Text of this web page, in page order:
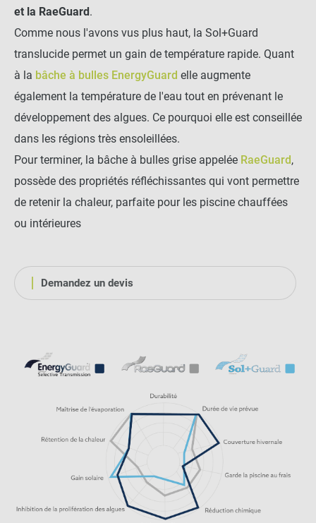
et la RaeGuard .
Comme nous l'avons vus plus haut, la Sol+Guard
translucide permet un gain de température rapide. Quant
à la bâche à bulles EnergyGuard elle augmente
également la température de l'eau tout en prévenant le
développement des algues. Ce pourquoi elle est conseillée
dans les régions très ensoleillées.
Pour terminer, la bâche à bulles grise appelée RaeGuard,
possède des propriétés réfléchissantes qui vont permettre
de retenir la chaleur, parfaite pour les piscine chauffées
ou intérieures
Demandez un devis